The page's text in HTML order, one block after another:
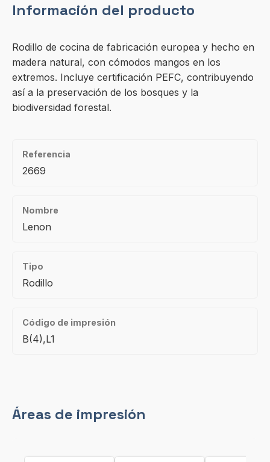
Información del producto
Rodillo de cocina de fabricación europea y hecho en
madera natural, con cómodos mangos en los
extremos. Incluye certificación PEFC, contribuyendo
así a la preservación de los bosques y la
biodiversidad forestal.
Referencia
2669
Nombre
Lenon
Tipo
Rodillo
Código de impresión
B(4),L1
Áreas de impresión